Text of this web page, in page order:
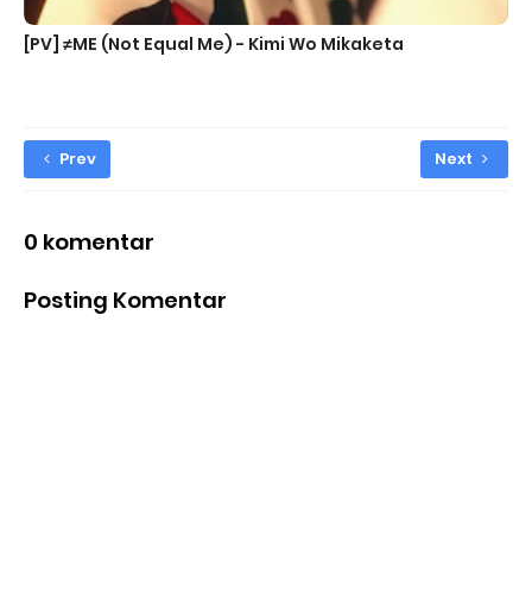
[PV] ≠ME (Not Equal Me) - ‎Kimi Wo Mikaketa
Prev Next
0 komentar
Posting Komentar